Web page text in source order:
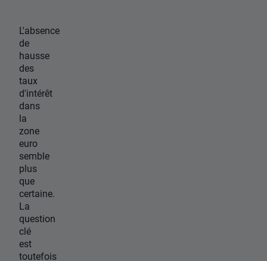
L'absence
de
hausse
des
taux
d'intérêt
dans
la
zone
euro
semble
plus
que
certaine.
La
question
clé
est
toutefois